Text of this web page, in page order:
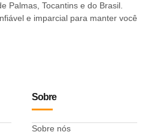
Palmas, Tocantins e do Brasil.
e imparcial para manter você
Sobre
Sobre nós